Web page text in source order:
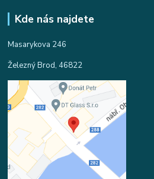
Kde nás najdete
Masarykova 246
Železný Brod, 46822